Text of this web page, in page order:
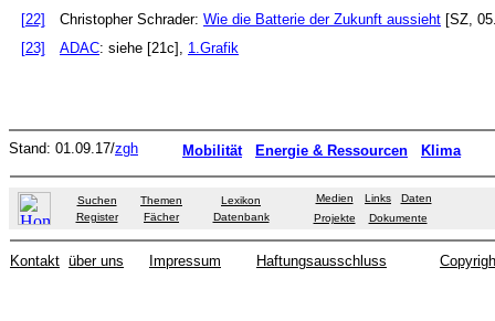
[22]
Christopher Schrader: Wie die Batterie der Zukunft aussieht [SZ,
[23]
ADAC: siehe [21c], 1.Grafik
Stand: 01.09.17/zgh Mobilität Energie & Ressourcen Klima
Suchen Themen
Lexikon
Register
Fächer Datenbank
Medien Links
Daten
Projekte
Dokumente
Kontakt über uns Impressum Haftungsausschluss